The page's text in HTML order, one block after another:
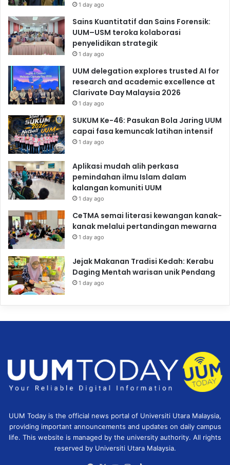
1 day ago
Sains Kuantitatif dan Sains Forensik:
UUM–USM teroka kolaborasi
penyelidikan strategik
1 day ago
UUM delegation explores trusted AI for
research and academic excellence at
Clarivate Day Malaysia 2026
1 day ago
SUKUM Ke-46: Pasukan Bola Jaring UUM
capai fasa kemuncak latihan intensif
1 day ago
Aplikasi mudah alih perkasa
pemindahan ilmu Islam dalam
kalangan komuniti UUM
1 day ago
CeTMA semai literasi kewangan kanak-
kanak melalui pertandingan mewarna
1 day ago
Jejak Makanan Tradisi Kedah: Kerabu
Daging Mentah warisan unik Pendang
1 day ago
UUM Today is the official news portal of Universiti Utara Malaysia,
providing important announcements and updates on daily campus
life. This website is managed by the university authority. All rights
reserved by Universiti Utara Malaysia.